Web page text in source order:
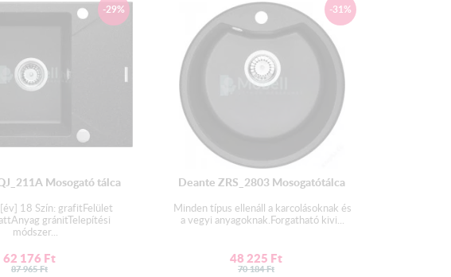
-29%
Mosogató tálca
18 Szín: grafitFelület
gránitTelepítési
módszer...
62 176 Ft
87 965Ft
-31%
Deante ZRS_2803 Mosogatótálca
Minden típus ellenáll a karcolásoknak és
a vegyi anyagoknak.Forgatható kivi...
48 225 Ft
70 184Ft